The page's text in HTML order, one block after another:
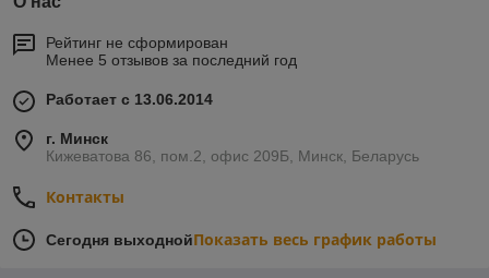
Рейтинг не сформирован
Менее 5 отзывов за последний год
Работает с 13.06.2014
г. Минск
Кижеватова 86, пом.2, офис 209Б, Минск, Беларусь
Контакты
Сегодня выходнойПоказать весь график работы